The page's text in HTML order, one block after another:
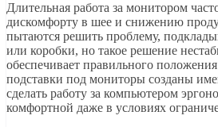
Длительная работа за монитором
дискомфорту в шее и снижению
пытаются решить проблему,
или коробки, но такое решение
обеспечивает правильного
подставки под мониторы созданы
сделать работу за компьютером
комфортной даже в условиях